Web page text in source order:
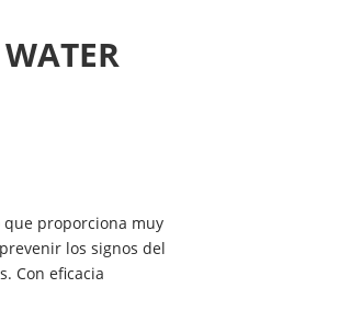
que proporciona muy
los signos del
Con eficacia